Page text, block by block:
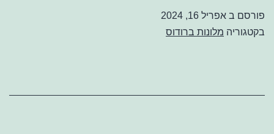
פורסם ב אפריל 16, 2024
בקטגוריה מלונות ברודוס